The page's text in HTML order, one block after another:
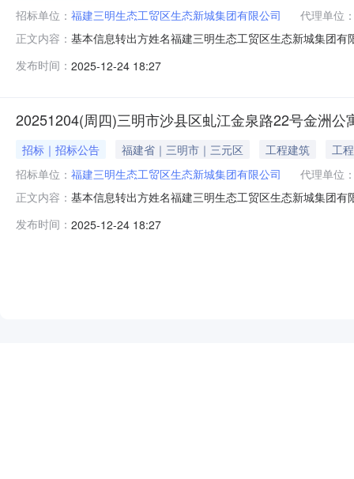
招标单位： 福建三明生态工贸区生态新城集团有限公司
代理单位
正文内容： 基本信息转出方姓名福建三明生态工贸区生态新城集团
途：城镇住宅用地/成套住宅，权利人：福建三明生态工
发布时间： 2025-12-24 18:27
20251204(周四)三明市沙县区虬江金泉路22号金洲公
招标｜招标公告 福建省｜三明市｜三元区 工程建筑
工程
招标单位： 福建三明生态工贸区生态新城集团有限公司
代理单位
正文内容： 基本信息转出方姓名福建三明生态工贸区生态新城集团
途：城镇住宅用地/成套住宅，权利人：福建三明生态工
发布时间： 2025-12-24 18:27